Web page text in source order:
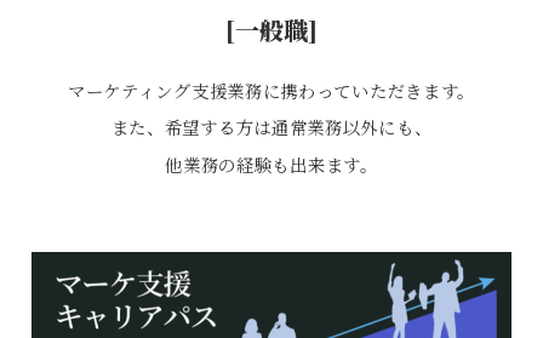
[一般職]
マーケティング支援業務に携わっていただきます。
また、希望する方は通常業務以外にも、
他業務の経験も出来ます。